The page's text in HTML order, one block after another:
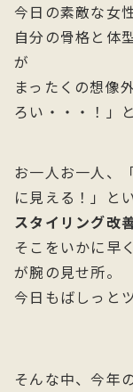
今日の素敵な女
自分の骨格と体
が
まったくの想像
ろい・・・！」
お一人お一人、
に見える！」と
スタイリング改
そこをいかに早
が腕の見せ所。
今日もばしっと
そんな中、今年